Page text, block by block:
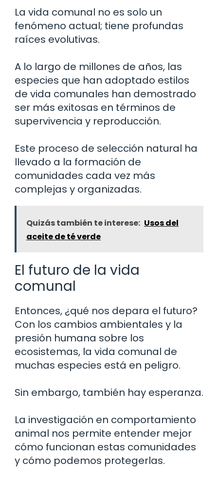
La vida comunal no es solo un
fenómeno actual; tiene profundas
raíces evolutivas.
A lo largo de millones de años, las
especies que han adoptado estilos
de vida comunales han demostrado
ser más exitosas en términos de
supervivencia y reproducción.
Este proceso de selección natural ha
llevado a la formación de
comunidades cada vez más
complejas y organizadas.
Quizás también te interese: Usos del
aceite de té verde
El futuro de la vida
comunal
Entonces, ¿qué nos depara el futuro?
Con los cambios ambientales y la
presión humana sobre los
ecosistemas, la vida comunal de
muchas especies está en peligro.
Sin embargo, también hay esperanza.
La investigación en comportamiento
animal nos permite entender mejor
cómo funcionan estas comunidades
y cómo podemos protegerlas.